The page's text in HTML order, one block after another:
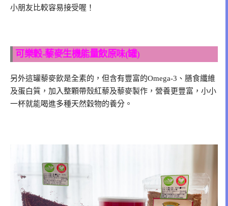
小朋友比較容易接受喔！
可樂穀-藜麥生機能量飲原味(罐)
另外這罐藜麥飲是全素的，但含有豐富的Omega-3、膳食纖維
及蛋白質，加入整顆帶殼紅藜及藜麥製作，營養更豐富，小小
一杯就能喝進多種天然穀物的養分。